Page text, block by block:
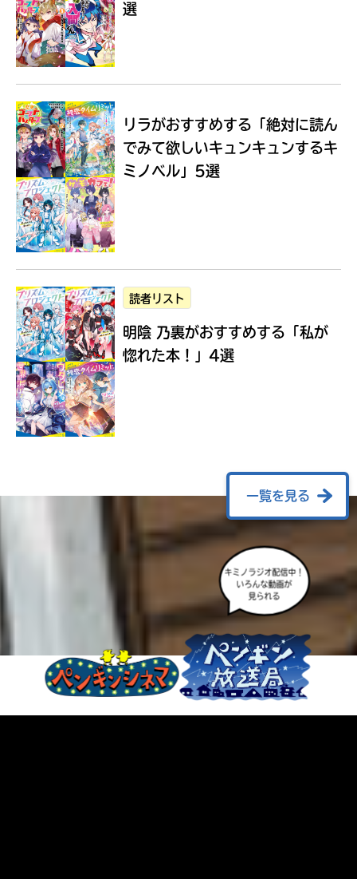
Loading...
選
リラがおすすめする 「絶対に読ん
でみて欲しいキュンキュンするキ
ミノベル」5選
読者リスト
明陰 乃裏がおすすめする 「私が
惚れた本！」4選
一覧を見る
キミノラジオ配信中！
いろんな動画が
見られる
に
エ
も
度
み
て
ね
る